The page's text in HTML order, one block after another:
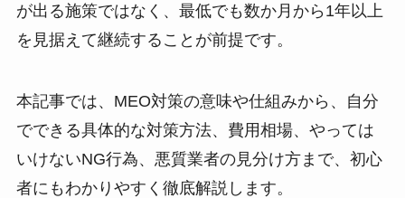
が出る施策ではなく、最低でも数か月から1年以上
を見据えて継続することが前提です。
本記事では、MEO対策の意味や仕組みから、自分
でできる具体的な対策方法、費用相場、やっては
いけないNG行為、悪質業者の見分け方まで、初心
者にもわかりやすく徹底解説します。